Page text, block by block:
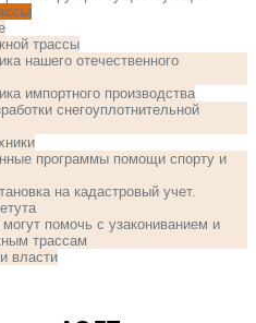
трассы
нашего отечественного
импортного производства
снегоуплотнительной
программы помощи спорту и
на кадастровый учет.
помочь с узакониванием и
трассам
власти